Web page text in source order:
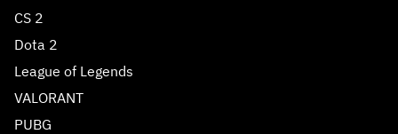
CS 2
Dota 2
League of Legends
VALORANT
PUBG